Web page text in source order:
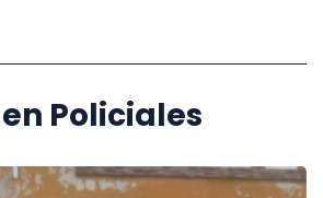
Policiales